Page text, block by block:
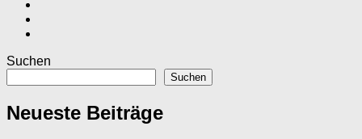
Suchen
Suchen
Neueste Beiträge